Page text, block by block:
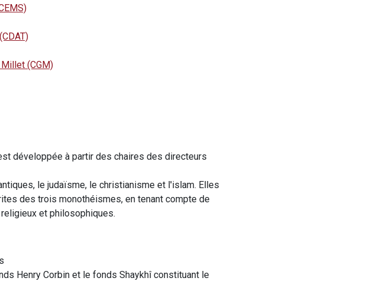
(CGM)
développée à partir des chaires des directeurs
le judaïsme, le christianisme et l'islam. Elles
des trois monothéismes, en tenant compte de
et philosophiques.
Henry Corbin et le fonds Shaykhî constituant le